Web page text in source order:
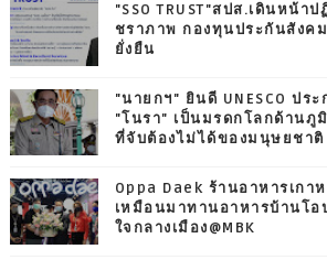
"SSO TRUST"สปส.เดินหน้า
ชราภาพ กองทุนประกันสังค
ยั่งยืน
"นายกฯ" ยินดี UNESCO ปร
"โนรา" เป็นมรดกโลกด้าน
ที่จับต้องไม่ได้ของมนุษยชาติ
Oppa Daek ร้านอาหารเกา
เหมือนมาทานอาหารบ้านโอ
ใจกลางเมือง@MBK